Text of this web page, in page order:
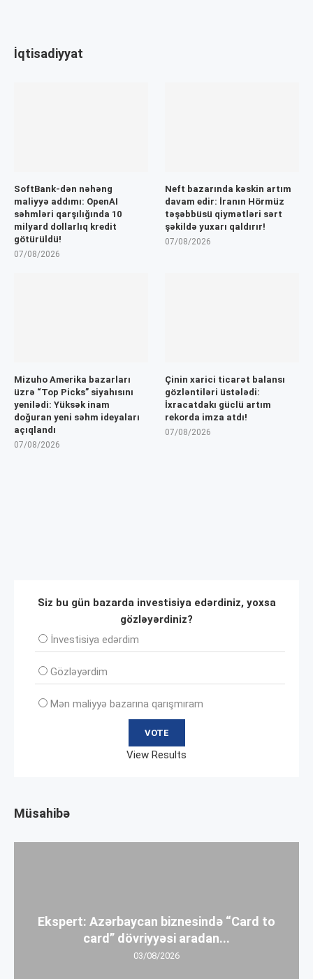
İqtisadiyyat
SoftBank-dən nəhəng
maliyyə addımı: OpenAI
səhmləri qarşılığında 10
milyard dollarlıq kredit
götürüldü!
07/08/2026
Neft bazarında kəskin artım
davam edir: İranın Hörmüz
təşəbbüsü qiymətləri sərt
şəkildə yuxarı qaldırır!
07/08/2026
Mizuho Amerika bazarları
üzrə “Top Picks” siyahısını
yenilədi: Yüksək inam
doğuran yeni səhm ideyaları
açıqlandı
07/08/2026
Çinin xarici ticarət balansı
gözləntiləri üstələdi:
İxracatdakı güclü artım
rekorda imza atdı!
07/08/2026
Siz bu gün bazarda investisiya edərdiniz, yoxsa
gözləyərdiniz?
İnvеstisiya edərdim
Gözləyərdim
Mən maliyyə bazarına qarışmıram
View Results
Müsahibə
Ekspert: Azərbaycan biznesində “Card to
card” dövriyyəsi aradan...
03/08/2026